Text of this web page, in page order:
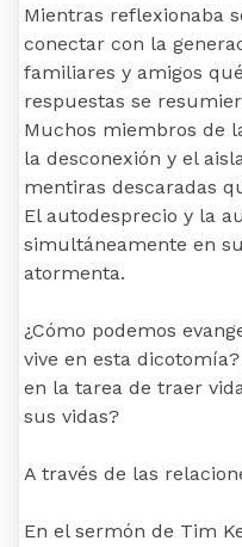
Mientras reflexionaba
conectar con la
familiares y amigos
respuestas se
Muchos miembros de
la desconexión y el
mentiras descaradas
El autodesprecio y la
simultáneamente en
atormenta.
¿Cómo podemos
vive en esta
en la tarea de traer
sus vidas?
A través de las
En el sermón de Tim